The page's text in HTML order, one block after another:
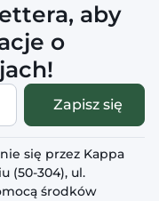
aby
o
Zapisz się
się przez Kappa
(50-304), ul.
środków